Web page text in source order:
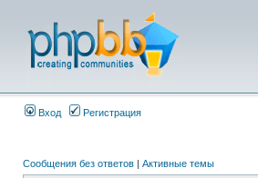
Вход Регистрация
Сообщения без ответов | Активные темы